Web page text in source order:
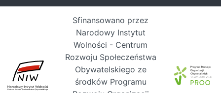
Sfinansowano przez
Narodowy Instytut
Wolności - Centrum
Rozwoju Społeczeństwa
Obywatelskiego ze
środków Programu